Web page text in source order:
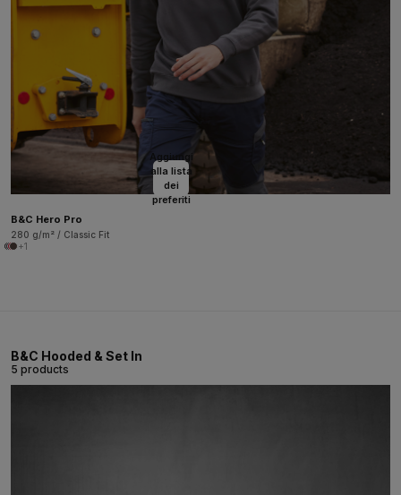
Aggiungi
alla lista
dei
preferiti
B&C Hero Pro
280 g/m² / Classic Fit
+1
B&C Hooded & Set In
5 products